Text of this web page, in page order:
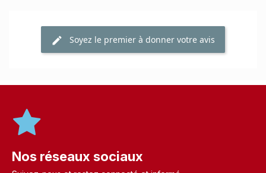
Soyez le premier à donner votre avis
Nos réseaux sociaux